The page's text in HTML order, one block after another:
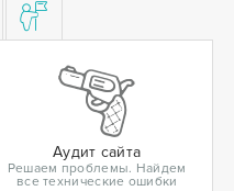
Аудит сайта
Решаем проблемы. Найдем
все технические ошибки